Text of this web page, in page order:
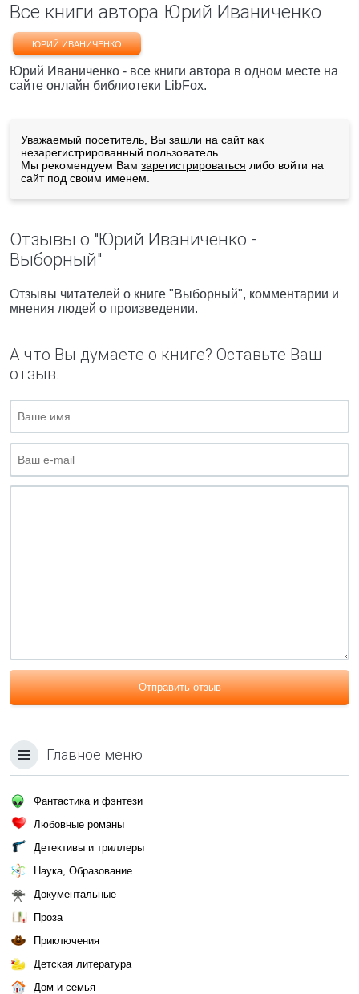
Все книги автора Юрий Иваниченко
ЮРИЙ ИВАНИЧЕНКО
Юрий Иваниченко - все книги автора в одном месте на
сайте онлайн библиотеки LibFox.
Уважаемый посетитель, Вы зашли на сайт как
незарегистрированный пользователь.
Мы рекомендуем Вам зарегистрироваться либо войти на
сайт под своим именем.
Отзывы о "Юрий Иваниченко -
Выборный"
Отзывы читателей о книге "Выборный", комментарии и
мнения людей о произведении.
А что Вы думаете о книге? Оставьте Ваш
отзыв.
Отправить отзыв
Главное меню
Фантастика и фэнтези
Любовные романы
Детективы и триллеры
Наука, Образование
Документальные
Проза
Приключения
Детская литература
Дом и семья